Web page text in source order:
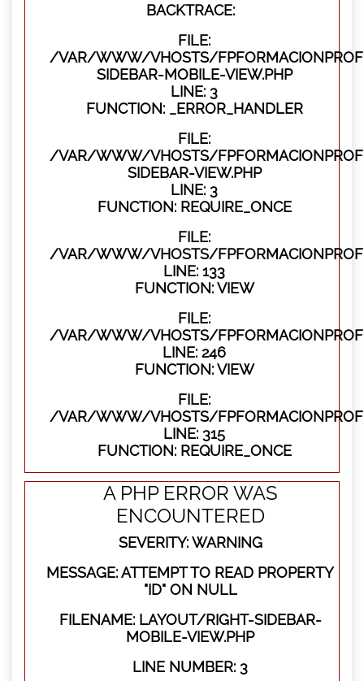
BACKTRACE:
FILE:
/VAR/WWW/VHOSTS/
SIDEBAR-MOBILE-VIEW.PHP
LINE: 3
FUNCTION: _ERROR_HANDLER
FILE:
/VAR/WWW/VHOSTS/
SIDEBAR-VIEW.PHP
LINE: 3
FUNCTION: REQUIRE_ONCE
FILE:
/VAR/WWW/VHOSTS/
LINE: 133
FUNCTION: VIEW
FILE:
/VAR/WWW/VHOSTS/
LINE: 246
FUNCTION: VIEW
FILE:
/VAR/WWW/VHOSTS/
LINE: 315
FUNCTION: REQUIRE_ONCE
A PHP ERROR WAS
ENCOUNTERED
SEVERITY: WARNING
MESSAGE: ATTEMPT TO READ PROPERTY
"ID" ON NULL
FILENAME: LAYOUT/RIGHT-SIDEBAR-
MOBILE-VIEW.PHP
LINE NUMBER: 3